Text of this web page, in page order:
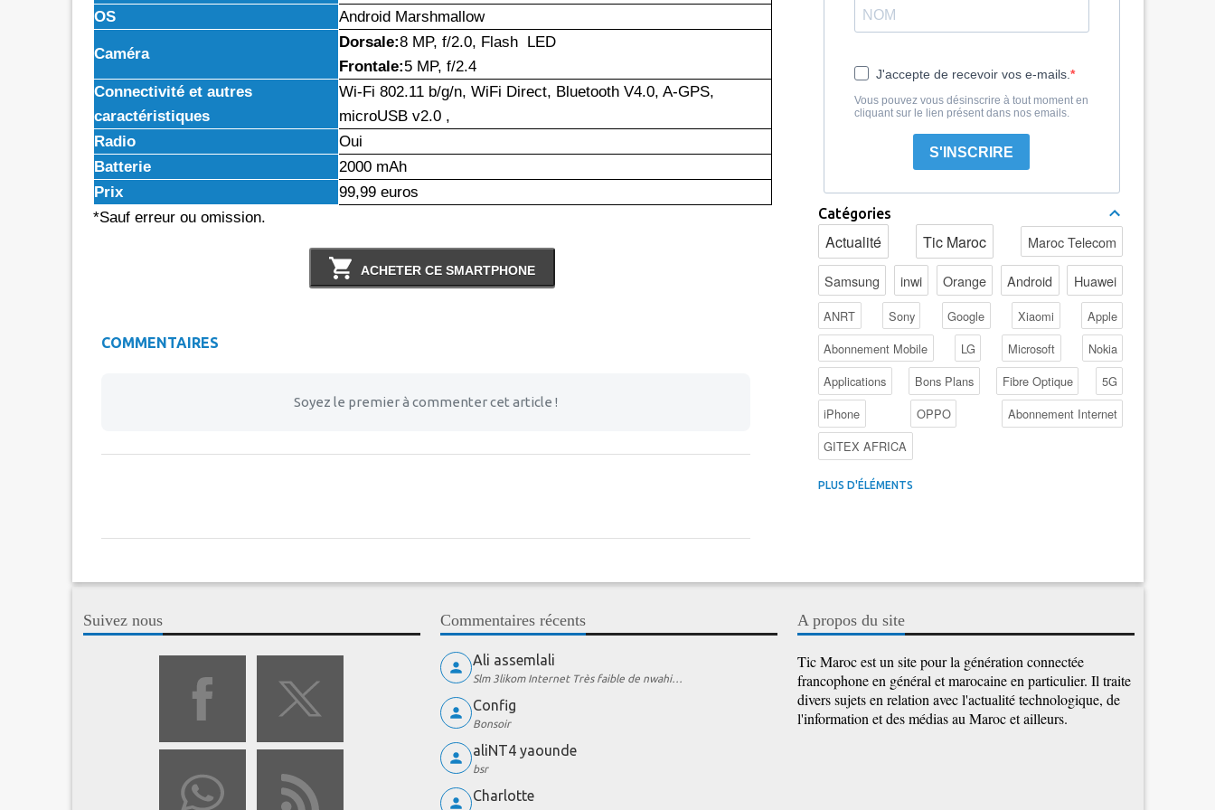
OS
Android Marshmallow
Caméra
Dorsale:8 MP, f/2.0, Flash LED
Frontale:5 MP, f/2.4
Connectivité et autres
caractéristiques
Wi-Fi 802.11 b/g/n, WiFi Direct, Bluetooth V4.0, A-GPS,
microUSB v2.0 ,
Radio
Oui
Batterie
2000 mAh
Prix
99,99 euros
*Sauf erreur ou omission.
ACHETER CE SMARTPHONE
COMMENTAIRES
Soyez le premier à commenter cet article !
J'accepte de recevoir vos e-mails.
Vous pouvez vous désinscrire à tout moment en
cliquant sur le lien présent dans nos emails.
S'INSCRIRE
Catégories
Actualité Tic Maroc Maroc Telecom
Samsung inwi Orange Android Huawei
ANRT Sony Google Xiaomi
Apple
Abonnement Mobile
LG Microsoft
Nokia
Applications
Bons Plans Fibre Optique
5G
iPhone
OPPO
Abonnement Internet
GITEX AFRICA
4G au Maroc
PLUS D'ÉLÉMENTS
Suivez nous Commentaires récents
Ali assemlali
Slm 3likom Internet Très faible de nwahi…
Config
Bonsoir
aliNT4 yaounde
bsr
Charlotte
A propos du site
Tic Maroc est un site pour la génération connectée
francophone en général et marocaine en particulier. Il traite
divers sujets en relation avec l'actualité technologique, de
l'information et des médias au Maroc et ailleurs.